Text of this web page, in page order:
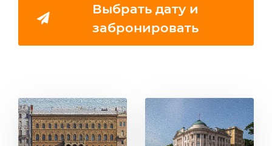
Выбрать дату и
забронировать